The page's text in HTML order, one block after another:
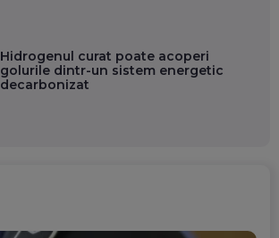
Hidrogenul curat poate acoperi
golurile dintr-un sistem energetic
decarbonizat